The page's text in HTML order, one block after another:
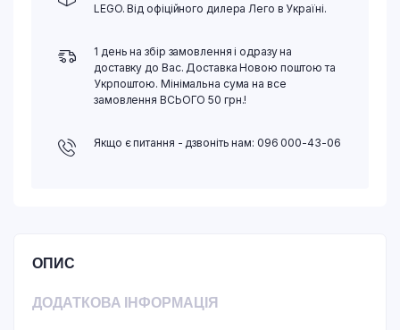
LEGO. Від офіційного дилера Лего в Україні.
1 день на збір замовлення і одразу на
доставку до Вас. Доставка Новою поштою та
Укрпоштою. Мінімальна сума на все
замовлення ВСЬОГО 50 грн.!
Якщо є питання - дзвоніть нам: 096 000-43-06
ОПИС
ДОДАТКОВА ІНФОРМАЦІЯ